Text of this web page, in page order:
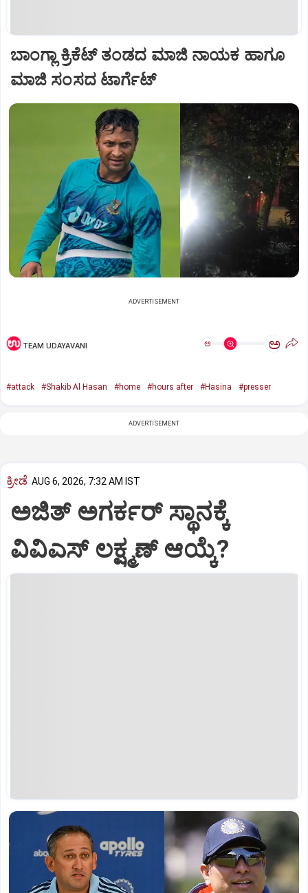
ಬಾಂಗ್ಲಾ ಕ್ರಿಕೆಟ್ ತಂಡದ ಮಾಜಿ ನಾಯಕ ಹಾಗೂ
ಮಾಜಿ ಸಂಸದ ಟಾರ್ಗೆಟ್
ADVERTISEMENT
TEAM UDAYAVANI ಅ ಅ
#attack #Shakib Al Hasan #home #hours after #Hasina #presser
ADVERTISEMENT
ಕ್ರೀಡೆ AUG 6, 2026, 7:32 AM IST
ಅಜಿತ್‌ ಅಗರ್ಕರ್‌ ಸ್ಥಾನಕ್ಕೆ
ವಿವಿಎಸ್‌ ಲಕ್ಷ್ಮಣ್‌ ಆಯ್ಕೆ?